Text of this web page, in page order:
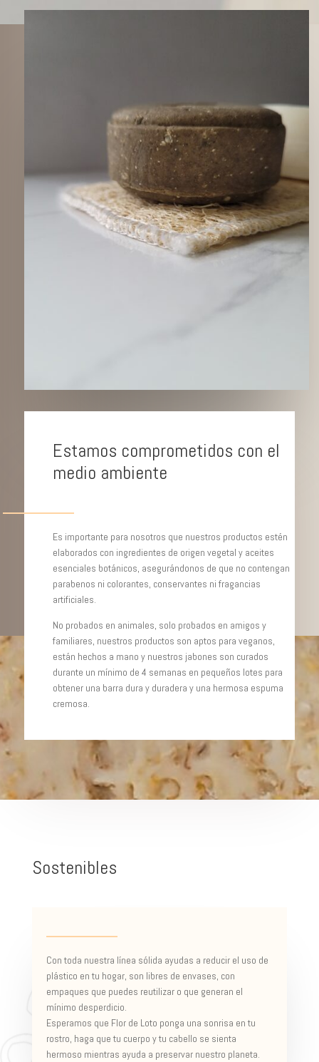
Estamos comprometidos con el
medio ambiente
Es importante para nosotros que nuestros productos estén
elaborados con ingredientes de origen vegetal y aceites
esenciales botánicos, asegurándonos de que no contengan
parabenos ni colorantes, conservantes ni fragancias
artificiales.
No probados en animales, solo probados en amigos y
familiares, nuestros productos son aptos para veganos,
están hechos a mano y nuestros jabones son curados
durante un mínimo de 4 semanas en pequeños lotes para
obtener una barra dura y duradera y una hermosa espuma
cremosa.
Sostenibles
Con toda nuestra línea sólida ayudas a reducir el uso de
plástico en tu hogar, son libres de envases, con
empaques que puedes reutilizar o que generan el
mínimo desperdicio.
Esperamos que Flor de Loto ponga una sonrisa en tu
rostro, haga que tu cuerpo y tu cabello se sienta
hermoso mientras ayuda a preservar nuestro planeta.